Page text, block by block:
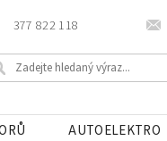
377 822 118
AUTOELEKTRO